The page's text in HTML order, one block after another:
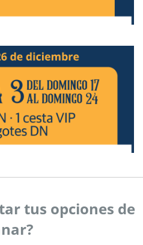
tus opciones de